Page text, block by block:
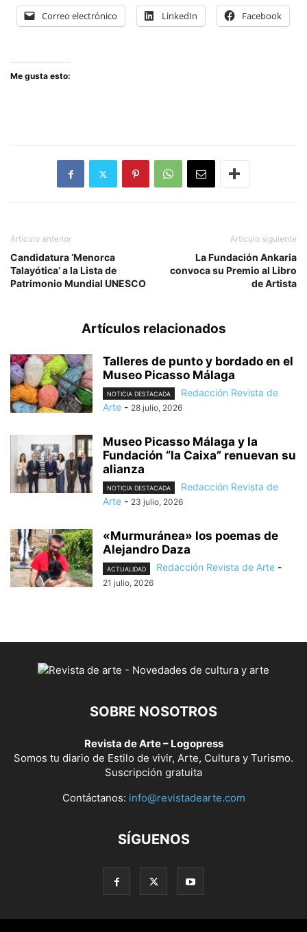
Correo electrónico LinkedIn Facebook
Me gusta esto:
Artículo anterior
Candidatura ‘Menorca
Talayótica’ a la Lista de
Patrimonio Mundial UNESCO
Artículo siguiente
La Fundación Ankaria
convoca su Premio al Libro
de Artista
Artículos relacionados
Talleres de punto y bordado en el
Museo Picasso Málaga
NOTICIA DESTACADA
Redacción Revista de
Arte - 28 julio, 2026
Museo Picasso Málaga y la
Fundación “la Caixa” renuevan su
alianza
NOTICIA DESTACADA
Redacción Revista de
Arte - 23 julio, 2026
«Murmuránea» los poemas de
Alejandro Daza
ACTUALIDAD Redacción Revista de Arte -
21 julio, 2026
SOBRE NOSOTROS
Revista de Arte – Logopress
Somos tu diario de Estilo de vivir, Arte, Cultura y Turismo.
Suscripción gratuita
Contáctanos: info@revistadearte.com
SÍGUENOS